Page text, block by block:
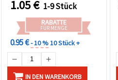
1.05€ 1-9 Stück
RABATTE
FÜR MENGE
0.95 €- 10 %10 Stück +
IN DEN WARENKORB